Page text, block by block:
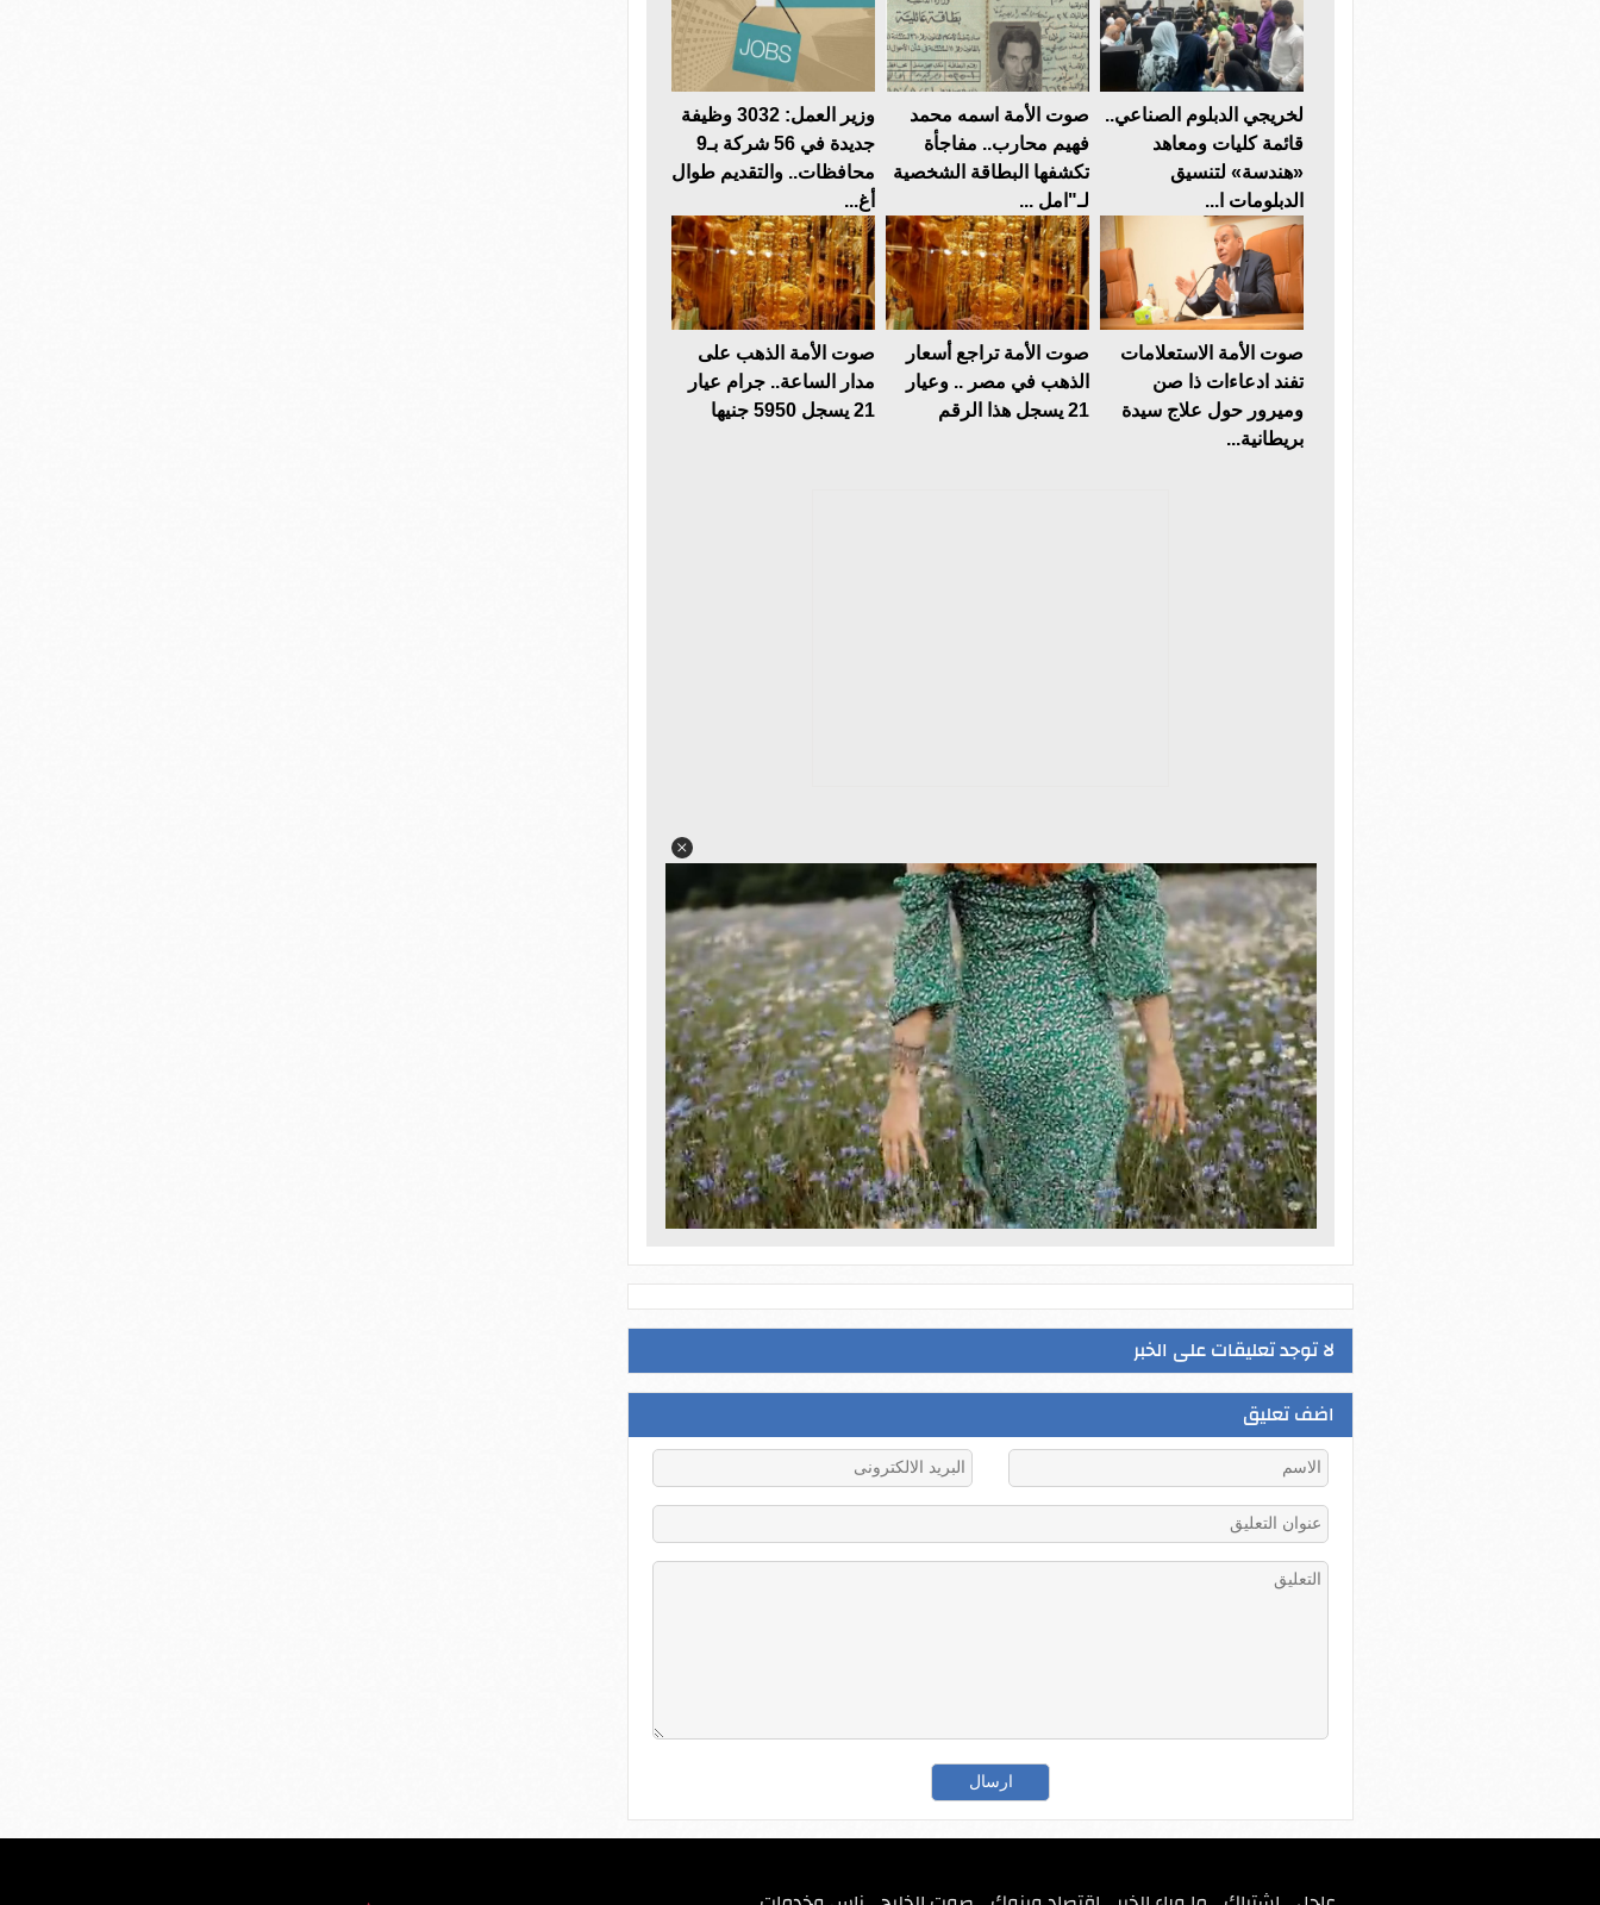
لخريجي الدبلوم الصناعي..
قائمة كليات ومعاهد
«هندسة» لتنسيق
الدبلومات ا...
صوت الأمة اسمه محمد
فهيم محارب.. مفاجأة
تكشفها البطاقة الشخصية
لـ"امل ...
وزير العمل: 3032 وظيفة
جديدة في 56 شركة بـ9
محافظات.. والتقديم طوال
أغ...
صوت الأمة الاستعلامات
تفند ادعاءات ذا صن
وميرور حول علاج سيدة
بريطانية...
صوت الأمة تراجع أسعار
الذهب في مصر .. وعيار
21 يسجل هذا الرقم
صوت الأمة الذهب على
مدار الساعة.. جرام عيار
21 يسجل 5950 جنيها
لا توجد تعليقات على الخبر
اضف تعليق